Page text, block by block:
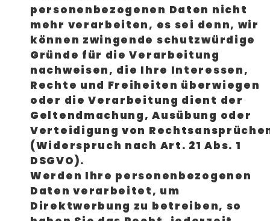
personenbezogenen Daten nicht
mehr verarbeiten, es sei denn, wir
können zwingende schutzwürdige
Gründe für die Verarbeitung
nachweisen, die Ihre Interessen,
Rechte und Freiheiten überwiegen
oder die Verarbeitung dient der
Geltendmachung, Ausübung oder
Verteidigung von
(Widerspruch nach Art. 21 Abs. 1
DSGVO).
Werden Ihre personenbezogenen
Daten verarbeitet, um
Direktwerbung zu betreiben, so